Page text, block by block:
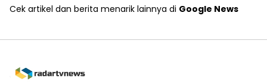
Cek artikel dan berita menarik lainnya di Google News